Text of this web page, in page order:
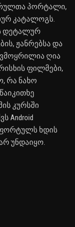
პორტალი,
კატალოგს.
დეტალურ
ჟანრებსა და
ღია
ფილმები,
რა ნახო
კურსში
Android
ხდის
უნდაიყო.